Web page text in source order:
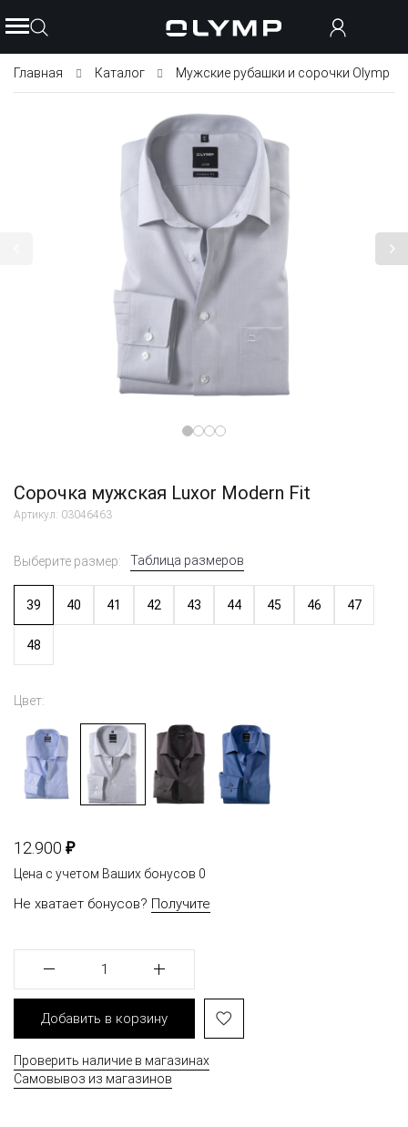
Главная Каталог Мужские рубашки и сорочки Olymp
Сорочка мужская Luxor Modern Fit
Артикул: 03046463
Выберите размер: Таблица размеров
39 40 41 42 43 44 45 46 47
48
Цвет:
12.900 ₽
Цена с учетом Ваших бонусов 0
Не хватает бонусов? Получите
1
Добавить в корзину
Проверить наличие в магазинах
Самовывоз из магазинов